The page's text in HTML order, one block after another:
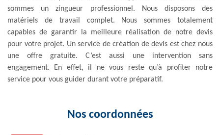
sommes un zingueur professionnel. Nous disposons des
matériels de travail complet. Nous sommes totalement
capables de garantir la meilleure réalisation de notre devis
pour votre projet. Un service de création de devis est chez nous
une offre gratuite. C’est aussi une intervention sans
engagement. En effet, il ne vous reste qu’à profiter notre
service pour vous guider durant votre préparatif.
Nos coordonnées